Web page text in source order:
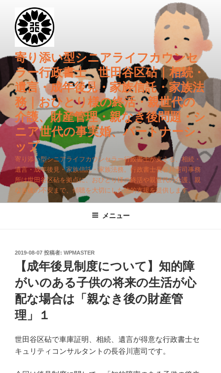
キ
プ
寄り添い型シニアライフカウンセ
ラー行政書士 世田谷区砧｜相続・
遺言・成年後見・家族信託・家族法
務｜おひとり様の終活・親世代の
介護、財産管理・親なき後問題・シ
ニア世代の事実婚、パートナーシ
ップ
寄り添い型シニアライフカウンセラー行政書士が支える、相続・
遺言・成年後見・家族信託・家族法務。行政書士長谷川憲司事務
所は世田谷区砧を拠点に、おひとり様の終活や親世代の介護、親
なき後の不安まで、傾聴を大切にした法的支援を提供します。
メニュー
投
2019-08-07 投稿者: WPMASTER
【成年後見制度について】知的障
がいのある子供の将来の生活が心
配な場合は「親なき後の財産管
理」１
世田谷区砧で車庫証明、相続、遺言が得意な行政書士セ
キュリティコンサルタントの長谷川憲司です。